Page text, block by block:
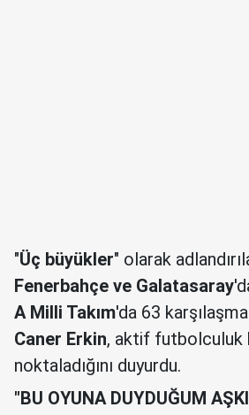
"Üç büyükler" olarak
Fenerbahçe ve Galatasaray
A Milli Takım'da 63
Caner Erkin, aktif futbolculuk
noktaladığını duyurdu.
"BU OYUNA DUYDUĞUM